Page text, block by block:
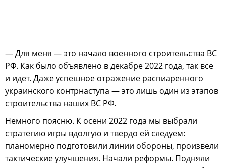
— Для меня — это начало военного строительства ВС
РФ. Как было объявлено в декабре 2022 года, так все
и идет. Даже успешное отражение распиаренного
украинского контрнаступа — это лишь один из этапов
строительства наших ВС РФ.
Немного поясню. К осени 2022 года мы выбрали
стратегию игры вдолгую и твердо ей следуем:
планомерно подготовили линии обороны, произвели
тактические улучшения. Начали реформы. Подняли